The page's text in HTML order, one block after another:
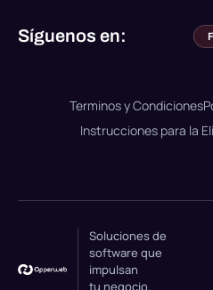
Síguenos en:
Terminos y Condiciones
Instrucciones para la
Soluciones de
software que
impulsan
tu negocio.